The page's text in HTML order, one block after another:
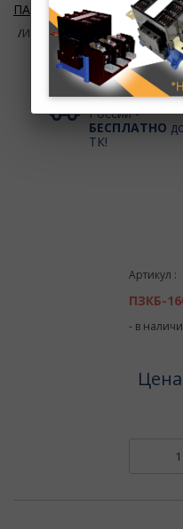
ПАНЕЛИ КРАНОВЫЕ
Изображения
Доставка по
России -
БЕСПЛАТНО
ТК!
Артикул :
ПЗКБ-
- в